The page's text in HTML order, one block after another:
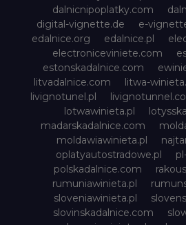
dalnicnipoplatky.com
digital-vignette.de
e-
edalnice.org
edalnice.pl
electroniceviniete.com
estonskadalnice.com
litvadalnice.com
litwa-
livignotunel.pl
lotwawinieta.pl
madarskadalnice.com
moldawiawinieta.pl
oplatyautostradowe.pl
polskadalnice.com
rumuniawinieta.pl
sloveniawinieta.pl
slovinskadalnice.com